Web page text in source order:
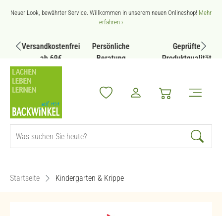
Zum Hauptinhalt springen
Neuer Look, bewährter Service. Willkommen in unserem neuen Onlineshop! Mehr
erfahren ›
Versandkostenfrei
ab 69€
Persönliche
Beratung
Geprüfte
Produktqualität
Startseite Kindergarten & Krippe